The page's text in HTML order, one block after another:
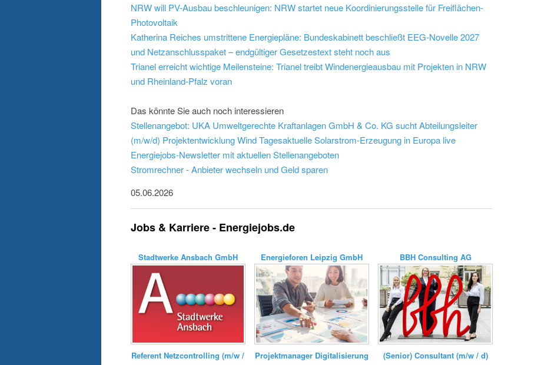
NRW will PV-Ausbau beschleunigen: NRW startet neue Koordinierungsstelle für Freiflächen-
Photovoltaik
Katherina Reiches umstrittene Energiepläne: Bundeskabinett beschließt EEG-Novelle 2027
und Netzanschlusspaket – endgültiger Gesetzestext steht noch aus
Trianel erreicht wichtige Meilensteine: Trianel treibt Windenergieausbau mit Projekten in NRW
und Rheinland-Pfalz voran
Das könnte Sie auch noch interessieren
Stellenangebot: UKA Umweltgerechte Kraftanlagen GmbH & Co. KG sucht Abteilungsleiter
(m/w/d) Projektentwicklung WindTagesaktuelle Solarstrom-Erzeugung in Europa live
Energiejobs-Newsletter mit aktuellen Stellenangeboten
Stromrechner - Anbieter wechseln und Geld sparen
05.06.2026
Jobs & Karriere - Energiejobs.de
Stadtwerke Ansbach GmbH
Referent Netzcontrolling (m/w /
Energieforen Leipzig GmbH
Projektmanager Digitalisierung
BBH Consulting AG
(Senior) Consultant (m/w / d)